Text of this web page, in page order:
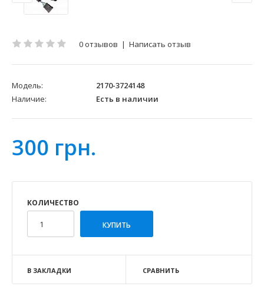
0 отзывов | Написать отзыв
Модель:
2170-3724148
Наличие:
Есть в наличии
300 грн.
КОЛИЧЕСТВО
В ЗАКЛАДКИ СРАВНИТЬ